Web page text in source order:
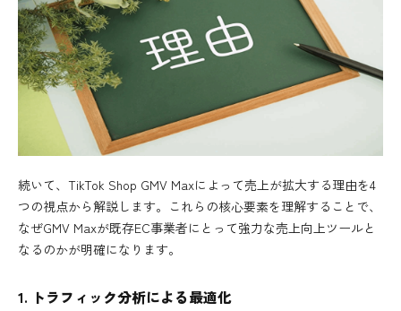
続いて、TikTok Shop GMV Maxによって売上が拡大する理由を4
つの視点から解説します。これらの核心要素を理解することで、
なぜGMV Maxが既存EC事業者にとって強力な売上向上ツールと
なるのかが明確になります。
1. トラフィック分析による最適化